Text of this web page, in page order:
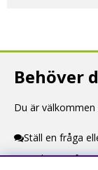
Behöver
Du är
Ställ en fråga
Kontaktuppgifter